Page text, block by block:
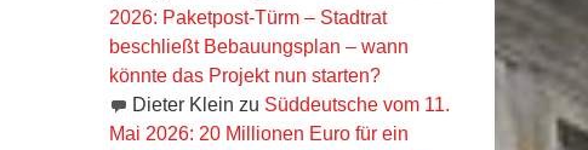
2026: Paketpost-Türm – Stadtrat
beschließt Bebauungsplan – wann
könnte das Projekt nun starten?
Dieter Klein zu Süddeutsche vom 11.
Mai 2026: 20 Millionen Euro für ein